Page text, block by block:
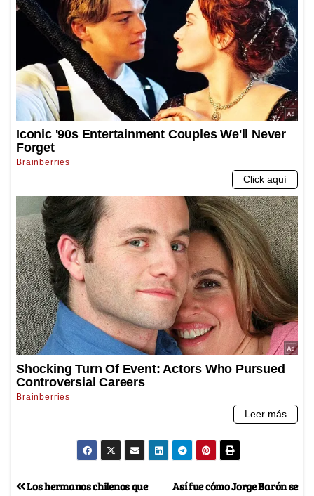
Así fue cómo Jorge Barón se
Los hermanos chilenos que